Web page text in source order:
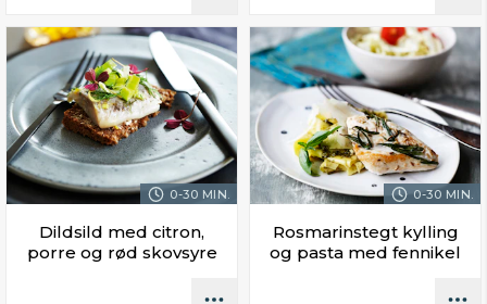
0-30 MIN.
Dildsild med citron,
porre og rød skovsyre
0-30 MIN.
Rosmarinstegt kylling
og pasta med fennikel